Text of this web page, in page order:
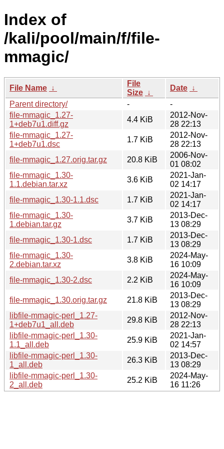
Index of
/kali/pool/main/f/file-
mmagic/
File Name ↓
File
Size ↓
Date ↓
Parent directory/
-
-
file-mmagic_1.27-
1+deb7u1.diff.gz
4.4 KiB
2012-Nov-
28 22:13
file-mmagic_1.27-
1+deb7u1.dsc
1.7 KiB
2012-Nov-
28 22:13
file-mmagic_1.27.orig.tar.gz
20.8 KiB
2006-Nov-
01 08:02
file-mmagic_1.30-
1.1.debian.tar.xz
3.6 KiB
2021-Jan-
02 14:17
file-mmagic_1.30-1.1.dsc
1.7 KiB
2021-Jan-
02 14:17
file-mmagic_1.30-
1.debian.tar.gz
3.7 KiB
2013-Dec-
13 08:29
file-mmagic_1.30-1.dsc
1.7 KiB
2013-Dec-
13 08:29
file-mmagic_1.30-
2.debian.tar.xz
3.8 KiB
2024-May-
16 10:09
file-mmagic_1.30-2.dsc
2.2 KiB
2024-May-
16 10:09
file-mmagic_1.30.orig.tar.gz
21.8 KiB
2013-Dec-
13 08:29
libfile-mmagic-perl_1.27-
1+deb7u1_all.deb
29.8 KiB
2012-Nov-
28 22:13
libfile-mmagic-perl_1.30-
1.1_all.deb
25.9 KiB
2021-Jan-
02 14:57
libfile-mmagic-perl_1.30-
1_all.deb
26.3 KiB
2013-Dec-
13 08:29
libfile-mmagic-perl_1.30-
2_all.deb
25.2 KiB
2024-May-
16 11:26